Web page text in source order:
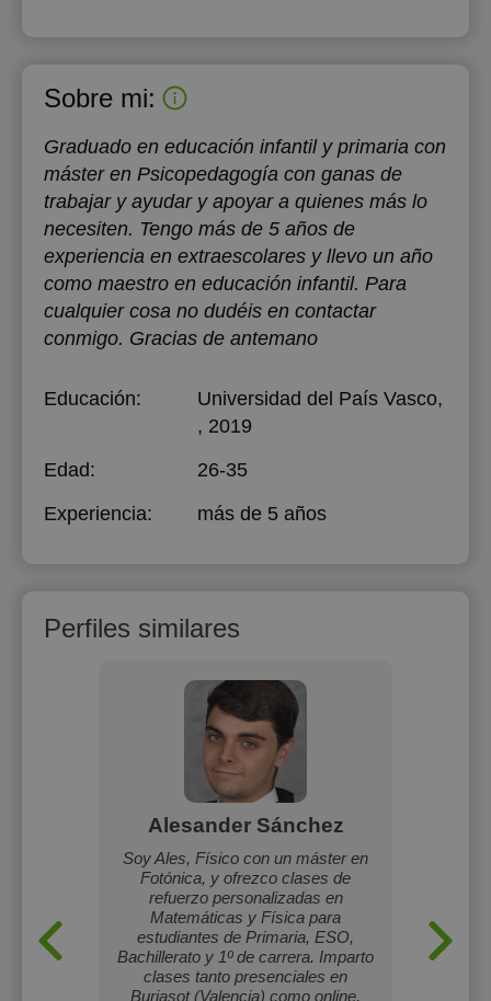
Sobre mi:
Graduado en educación infantil y primaria con
máster en Psicopedagogía con ganas de
trabajar y ayudar y apoyar a quienes más lo
necesiten. Tengo más de 5 años de
experiencia en extraescolares y llevo un año
como maestro en educación infantil. Para
cualquier cosa no dudéis en contactar
conmigo. Gracias de antemano
Educación: Universidad del País Vasco,
, 2019
Edad:
26-35
Experiencia:
más de 5 años
Perfiles similares
Alesander Sánchez
Soy Ales, Físico con un máster en
Fotónica, y ofrezco clases de
refuerzo personalizadas en
Matemáticas y Física para
estudiantes de Primaria, ESO,
Bachillerato y 1º de carrera. Imparto
clases tanto presenciales en
Burjasot (Valencia) como online,